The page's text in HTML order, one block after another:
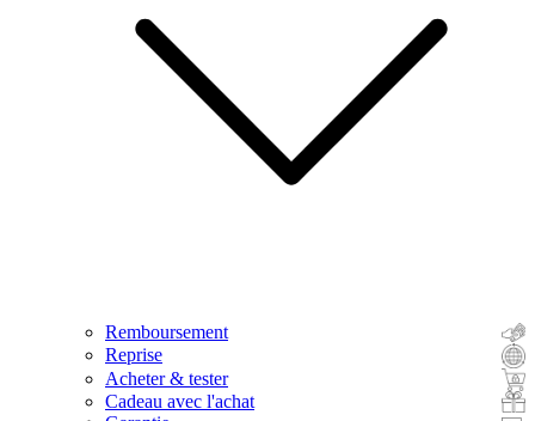
Remboursement
Reprise
Acheter & tester
Cadeau avec l'achat